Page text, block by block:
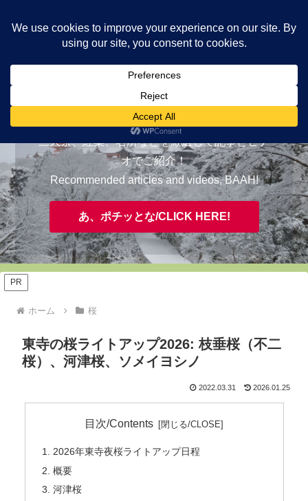
EVAAH!
おすすめ/RECOMMENDED
三大祭、紅葉、名所などを厳選して記事とビデ
オでご紹介！
Recommended articles and videos, BAAH!
あ、ポチッとな/CLICK HERE!
PR
ホーム 桜
東寺の桜ライトアップ2026: 枝垂桜（不二
桜）、河津桜、ソメイヨシノ
2022.03.31 2026.01.25
目次/Contents
2026年東寺夜桜ライトアップ日程
概要
河津桜